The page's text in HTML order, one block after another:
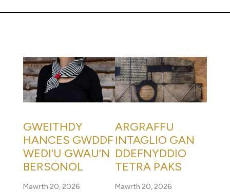
GWEITHDY
HANCES GWDDF
WEDI’U GWAU’N
BERSONOL
Mawrth 20, 2026
ARGRAFFU
INTAGLIO GAN
DDEFNYDDIO
TETRA PAKS
Mawrth 20, 2026